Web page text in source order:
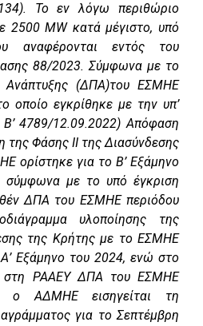
Το εν λόγω περιθώριο
2500 MW κατά μέγιστο, υπό
αναφέρονται εντός του
88/2023. Σύμφωνα με το
Ανάπτυξης (ΔΠΑ)του ΕΣΜΗΕ
οποίο εγκρίθηκε με την υπ’
4789/12.09.2022) Απόφαση
Φάσης ΙΙ της Διασύνδεσης
ορίστηκε για το Β’ Εξάμηνο
σύμφωνα με το υπό έγκριση
ΔΠΑ του ΕΣΜΗΕ περιόδου
υλοποίησης της
της Κρήτης με το ΕΣΜΗΕ
Α’ Εξάμηνο του 2024, ενώ στο
στη ΡΑΑΕΥ ΔΠΑ του ΕΣΜΗΕ
ο ΑΔΜΗΕ εισηγείται τη
για το Σεπτέμβρη